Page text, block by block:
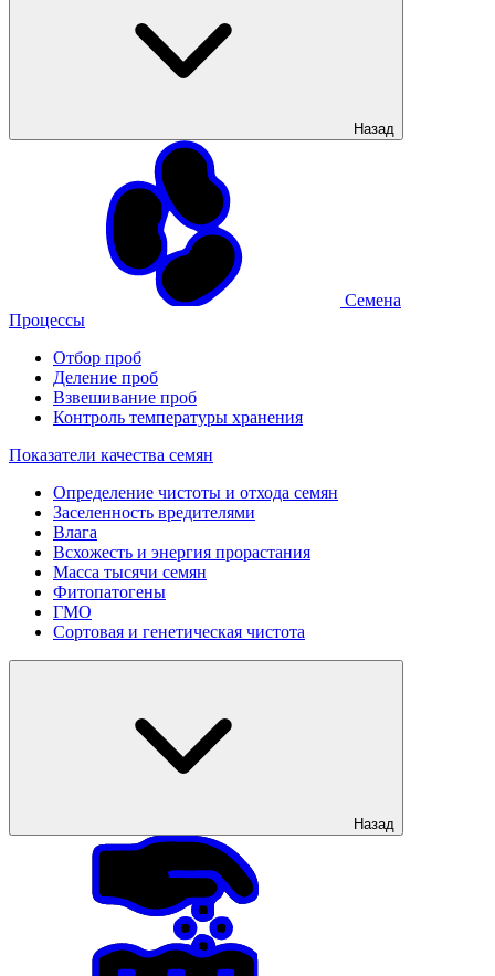
Назад
Семена
Процессы
Отбор проб
Деление проб
Взвешивание проб
Контроль температуры хранения
Показатели качества семян
Определение чистоты и отхода семян
Заселенность вредителями
Влага
Всхожесть и энергия прорастания
Масса тысячи семян
Фитопатогены
ГМО
Сортовая и генетическая чистота
Назад